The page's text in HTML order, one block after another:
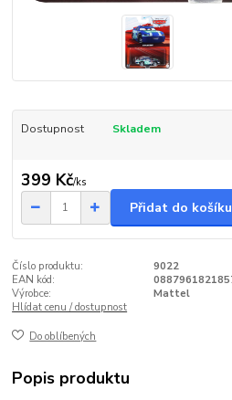
Dostupnost Skladem
399 Kč/ks
Přidat do košíku
Číslo produktu:
9022
EAN kód:
Výrobce:
Mattel
Hlídat cenu / dostupnost
Do oblíbených
Popis produktu